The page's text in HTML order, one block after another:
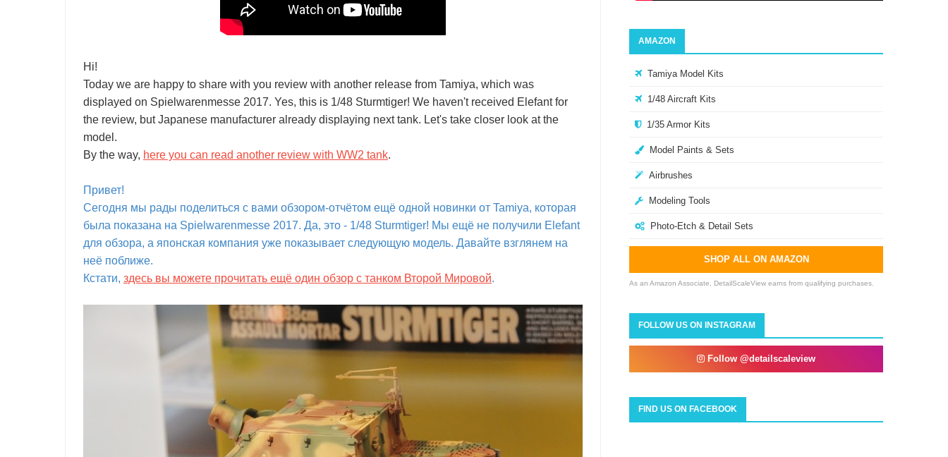
Hi!
Today we are happy to share with you review with another release from Tamiya, which was
displayed on Spielwarenmesse 2017. Yes, this is 1/48 Sturmtiger! We haven't received Elefant for
the review, but Japanese manufacturer already displaying next tank. Let's take closer look at the
model.
By the way, here you can read another review with WW2 tank.
Привет!
Сегодня мы рады поделиться с вами обзором-отчётом ещё одной новинки от Tamiya, которая
была показана на Spielwarenmesse 2017. Да, это - 1/48 Sturmtiger! Мы ещё не получили Elefant
для обзора, а японская компания уже показывает следующую модель. Давайте взглянем на
неё поближе.
Кстати, здесь вы можете прочитать ещё один обзор с танком Второй Мировой.
AMAZON
Tamiya Model Kits
1/48 Aircraft Kits
1/35 Armor Kits
Model Paints & Sets
Airbrushes
Modeling Tools
Photo-Etch & Detail Sets
SHOP ALL ON AMAZON
As an Amazon Associate, DetailScaleView earns from qualifying purchases.
FOLLOW US ON INSTAGRAM
Follow @detailscaleview
FIND US ON FACEBOOK